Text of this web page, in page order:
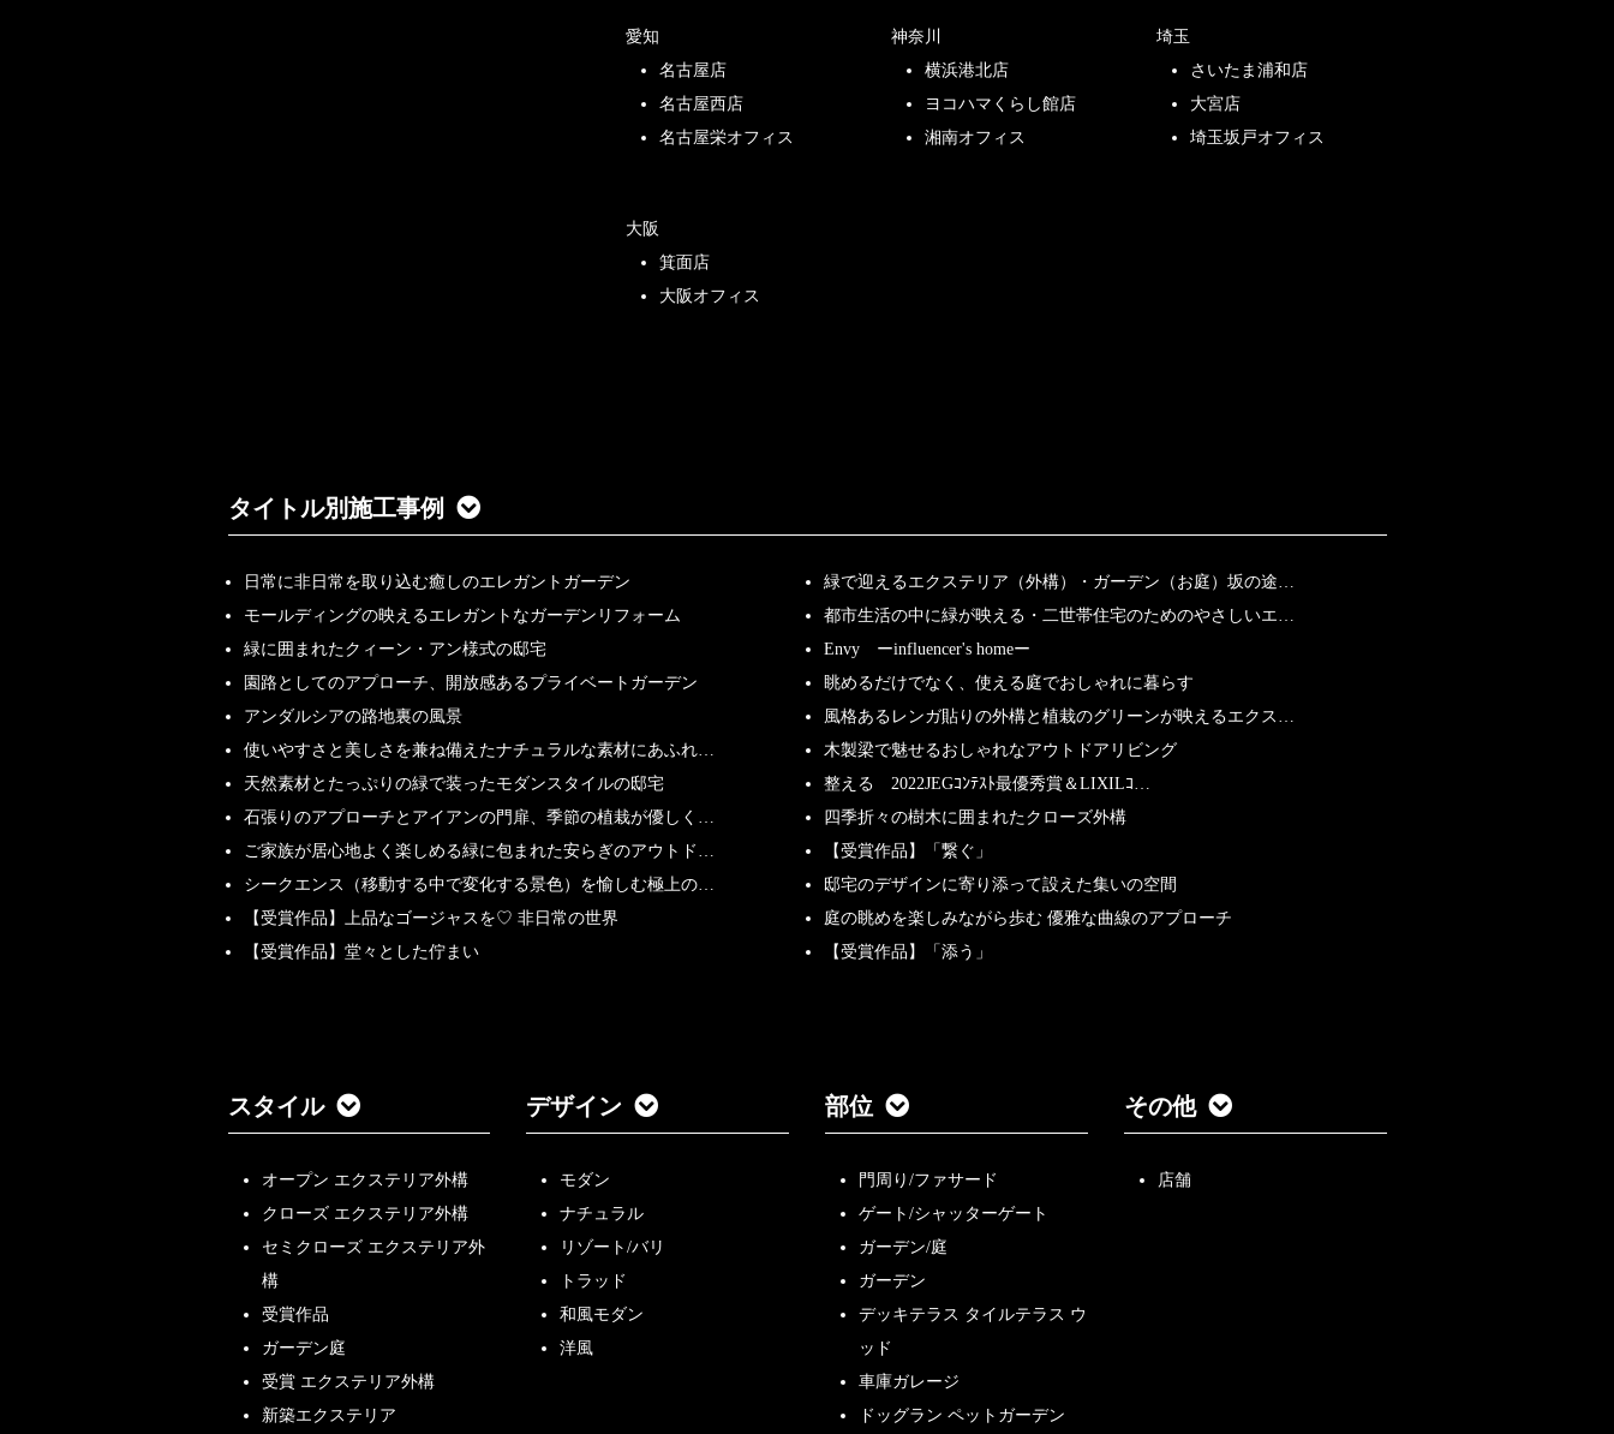
愛知
名古屋店
名古屋西店
名古屋栄オフィス
神奈川
横浜港北店
ヨコハマくらし館店
湘南オフィス
埼玉
さいたま浦和店
大宮店
埼玉坂戸オフィス
大阪
箕面店
大阪オフィス
タイトル別施工事例
日常に非日常を取り込む癒しのエレガントガーデン
緑で迎えるエクステリア（外構）・ガーデン（お庭）坂の途…
モールディングの映えるエレガントなガーデンリフォーム
都市生活の中に緑が映える・二世帯住宅のためのやさしいエ…
緑に囲まれたクィーン・アン様式の邸宅
Envy ーinfluencer's homeー
園路としてのアプローチ、開放感あるプライベートガーデン
眺めるだけでなく、使える庭でおしゃれに暮らす
アンダルシアの路地裏の風景
風格あるレンガ貼りの外構と植栽のグリーンが映えるエクス…
使いやすさと美しさを兼ね備えたナチュラルな素材にあふれ…
木製梁で魅せるおしゃれなアウトドアリビング
天然素材とたっぷりの緑で装ったモダンスタイルの邸宅
整える 2022JEGｺﾝﾃｽﾄ最優秀賞＆LIXILｺ…
石張りのアプローチとアイアンの門扉、季節の植栽が優しく…
四季折々の樹木に囲まれたクローズ外構
ご家族が居心地よく楽しめる緑に包まれた安らぎのアウトド…
【受賞作品】「繋ぐ」
シークエンス（移動する中で変化する景色）を愉しむ極上の…
邸宅のデザインに寄り添って設えた集いの空間
【受賞作品】上品なゴージャスを♡ 非日常の世界
庭の眺めを楽しみながら歩む 優雅な曲線のアプローチ
【受賞作品】堂々とした佇まい
【受賞作品】「添う」
スタイル
オープン エクステリア外構
クローズ エクステリア外構
セミクローズ エクステリア外
構
受賞作品
ガーデン庭
受賞 エクステリア外構
新築エクステリア
デザイン
モダン
ナチュラル
リゾート/バリ
トラッド
和風モダン
洋風
部位
門周り/ファサード
ゲート/シャッターゲート
ガーデン/庭
ガーデン
デッキテラス タイルテラス ウ
ッド
車庫ガレージ
ドッグラン ペットガーデン
その他
店舗